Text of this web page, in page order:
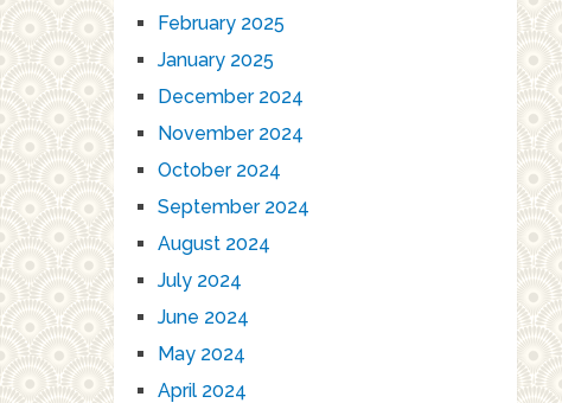
February 2025
January 2025
December 2024
November 2024
October 2024
September 2024
August 2024
July 2024
June 2024
May 2024
April 2024